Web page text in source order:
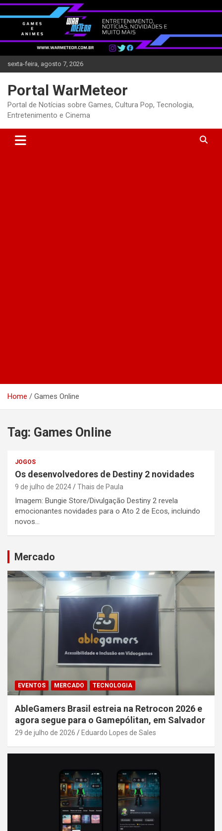
Skip
to
content
sexta-feira, agosto 7, 2026
Portal WarMeteor
Portal de Notícias sobre Games, Cultura Pop, Tecnologia,
Entretenimento e Cinema
Home Games Online
Tag: Games Online
JOGOS
Os desenvolvedores de Destiny 2 novidades
9 de julho de 2024 Thais de Paula
Imagem: Bungie Store/Divulgação Destiny 2 revela
emocionantes novidades para o Ato 2 de Ecos, incluindo
novos…
Mercado
EVENTOS MERCADO TECNOLOGIA
AbleGamers Brasil estreia na Retrocon 2026 e
agora segue para o Gamepólitan, em Salvador
29 de julho de 2026 Eduardo Lopes de Sales